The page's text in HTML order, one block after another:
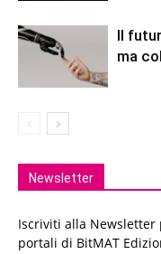
Il
ma
Newsletter
Iscriviti alla
portali di BitMAT